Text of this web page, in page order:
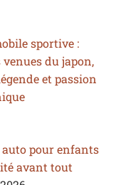
sportive :
venues du japon,
et passion
auto pour enfants
avant tout